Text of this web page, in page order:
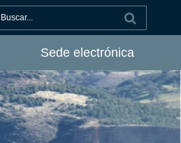
Sede electrónica